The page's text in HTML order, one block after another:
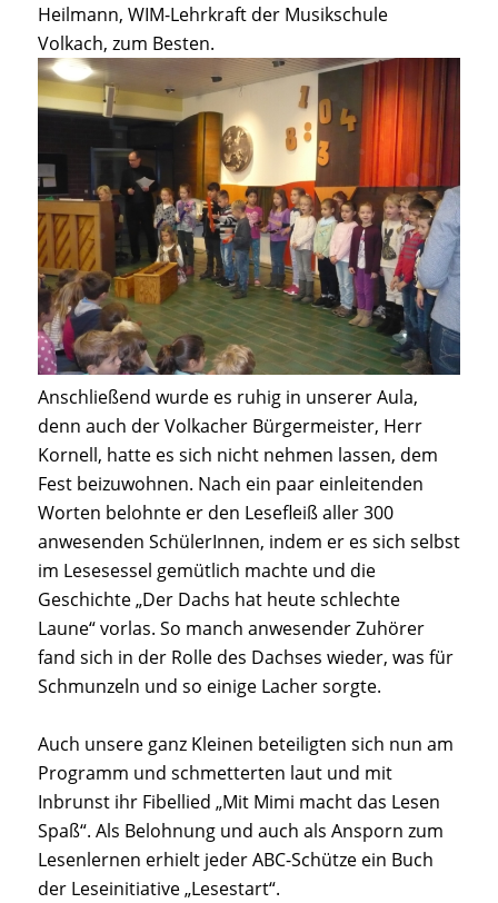
Heilmann, WIM-Lehrkraft der Musikschule
Volkach, zum Besten.
Anschließend wurde es ruhig in unserer Aula,
denn auch der Volkacher Bürgermeister, Herr
Kornell, hatte es sich nicht nehmen lassen, dem
Fest beizuwohnen. Nach ein paar einleitenden
Worten belohnte er den Lesefleiß aller 300
anwesenden SchülerInnen, indem er es sich selbst
im Lesesessel gemütlich machte und die
Geschichte „Der Dachs hat heute schlechte
Laune“ vorlas. So manch anwesender Zuhörer
fand sich in der Rolle des Dachses wieder, was für
Schmunzeln und so einige Lacher sorgte.
Auch unsere ganz Kleinen beteiligten sich nun am
Programm und schmetterten laut und mit
Inbrunst ihr Fibellied „Mit Mimi macht das Lesen
Spaß“. Als Belohnung und auch als Ansporn zum
Lesenlernen erhielt jeder ABC-Schütze ein Buch
der Leseinitiative „Lesestart“.